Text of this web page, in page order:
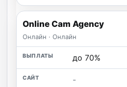
Online Cam Agency
Онлайн · Онлайн
до 70%
-